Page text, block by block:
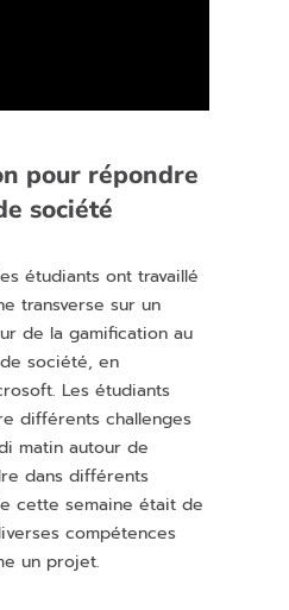
pour répondre
société
étudiants ont travaillé
transverse sur un
de la gamification au
société, en
Les étudiants
différents challenges
matin autour de
dans différents
cette semaine était de
compétences
un projet.